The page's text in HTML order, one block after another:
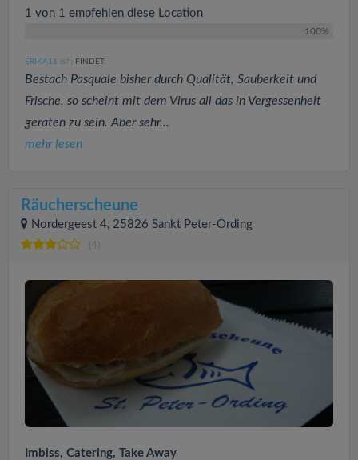
1 von 1 empfehlen diese Location
100%
ERIKA11 (57 ) FINDET:
Bestach Pasquale bisher durch Qualität, Sauberkeit und
Frische, so scheint mit dem Virus all das in Vergessenheit
geraten zu sein. Aber sehr...
mehr lesen
Räucherscheune
Nordergeest 4, 25826 Sankt Peter-Ording
(4)
Imbiss, Catering, Take Away